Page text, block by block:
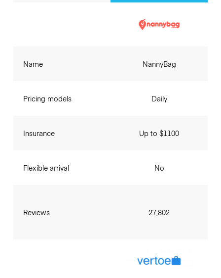
Name
Pricing models
Insurance
Flexible arrival
Reviews
NannyBag
Daily
Up to $1100
No
27,802